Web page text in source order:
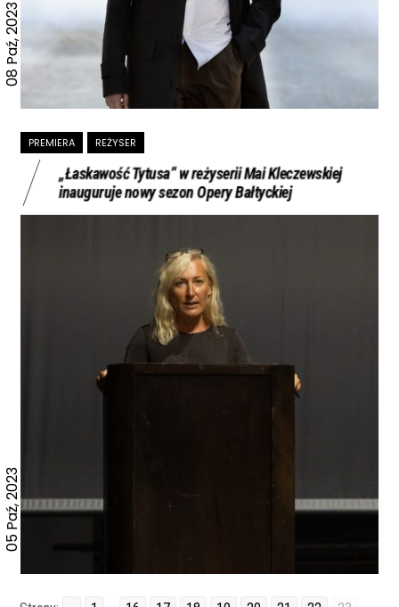
08 Paź, 2023
PREMIERA REŻYSER
„Łaskawość Tytusa” w reżyserii Mai Kleczewskiej
inauguruje nowy sezon Opery Bałtyckiej
05 Paź, 2023